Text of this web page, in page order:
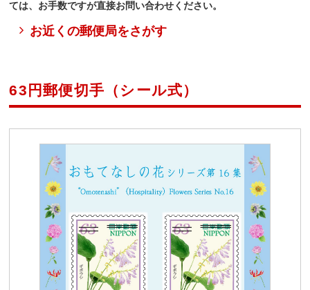
ては、お手数ですが直接お問い合わせください。
お近くの郵便局をさがす
63円郵便切手（シール式）